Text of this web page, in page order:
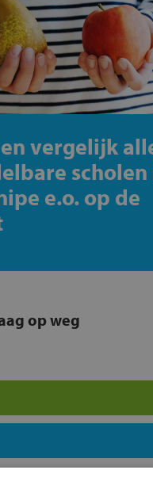
vergelijk
scholen
e.o. op de
op weg